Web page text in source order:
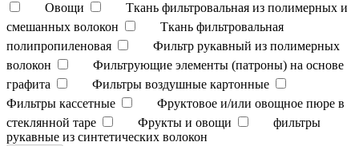
Овощи
Ткань фильтровальная из полимерных и
смешанных волокон
Ткань фильтровальная
полипропиленовая
Фильтр рукавный из полимерных
волокон
Фильтрующие элементы (патроны) на основе
графита
Фильтры воздушные картонные
Фильтры кассетные
Фруктовое и/или овощное пюре в
стеклянной таре
Фрукты и овощи
фильтры
рукавные из синтетических волокон